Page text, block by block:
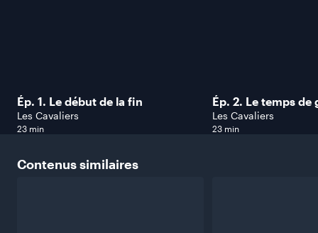
Ép. 1. Le début de la fin
Les Cavaliers
23 min
Ép. 2. Le temps de
Les Cavaliers
23 min
Contenussimilaires